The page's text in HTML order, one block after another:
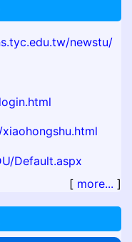
[ more... ]